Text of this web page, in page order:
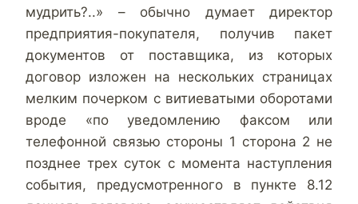
мудрить?..» – обычно думает директор
предприятия-покупателя, получив пакет
документов от поставщика, из которых
договор изложен на нескольких страницах
мелким почерком с витиеватыми оборотами
вроде «по уведомлению факсом или
телефонной связью стороны 1 сторона 2 не
позднее трех суток с момента наступления
события, предусмотренного в пункте 8.12